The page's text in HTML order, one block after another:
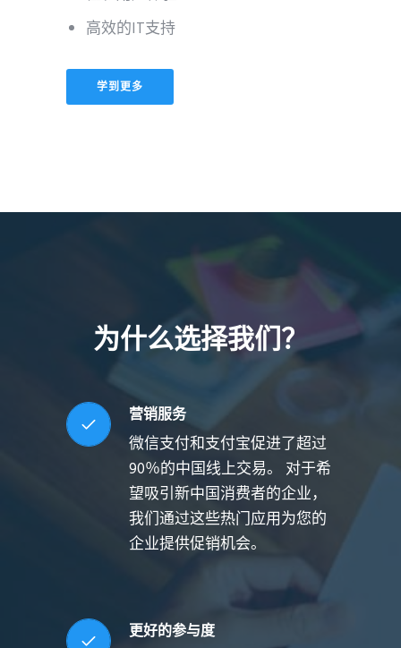
高效的IT支持
学到更多
为什么选择我们？
营销服务
微信支付和支付宝促进了超过
90％的中国线上交易。 对于希
望吸引新中国消费者的企业，
我们通过这些热门应用为您的
企业提供促销机会。
更好的参与度